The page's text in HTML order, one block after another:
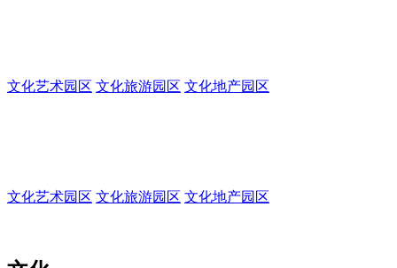
文化艺术园区 文化旅游园区 文化地产园区
文化艺术园区 文化旅游园区 文化地产园区